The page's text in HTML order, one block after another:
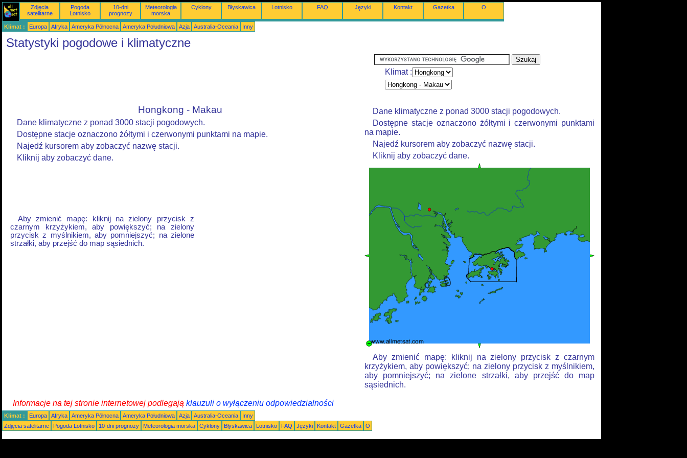
Zdjęcia
satelitarne
Pogoda
Lotnisko
10-dni
prognozy
Meteorologia
morska
Cyklony Błyskawica Lotnisko FAQ Języki Kontakt Gazetka O
Klimat : Europa Afryka Ameryka Północna Ameryka Południowa Azja Australia-Oceania Inny
Statystyki pogodowe i klimatyczne
Klimat :
Hongkong - Makau
Dane klimatyczne z ponad 3000 stacji pogodowych.
Dostępne stacje oznaczono żółtymi i czerwonymi punktami na mapie.
Najedź kursorem aby zobaczyć nazwę stacji.
Kliknij aby zobaczyć dane.
Aby zmienić mapę: kliknij na zielony przycisk z
czarnym krzyżykiem, aby powiększyć; na zielony
przycisk z myślnikiem, aby pomniejszyć; na zielone
strzałki, aby przejść do map sąsiednich.
Dane klimatyczne z ponad 3000 stacji pogodowych.
Dostępne stacje oznaczono żółtymi i czerwonymi punktami
na mapie.
Najedź kursorem aby zobaczyć nazwę stacji.
Kliknij aby zobaczyć dane.
Aby zmienić mapę: kliknij na zielony przycisk z czarnym
krzyżykiem, aby powiększyć; na zielony przycisk z myślnikiem,
aby pomniejszyć; na zielone strzałki, aby przejść do map
sąsiednich.
Informacje na tej stronie internetowej podlegają klauzuli o wyłączeniu odpowiedzialności
Klimat : Europa Afryka Ameryka Północna Ameryka Południowa Azja Australia-Oceania
Inny
Zdjęcia satelitarne
Pogoda Lotnisko 10-dni prognozy Meteorologia morska Cyklony Błyskawica Lotnisko FAQ Języki Kontakt Gazetka O